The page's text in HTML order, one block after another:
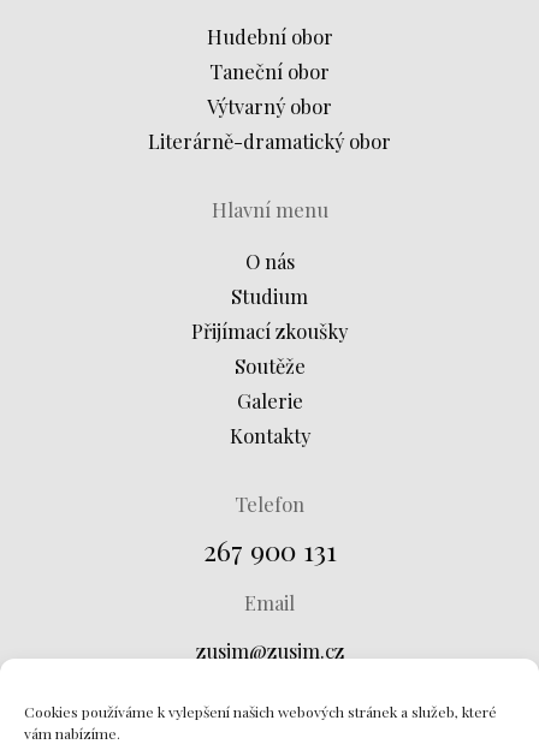
Cookies používáme k vylepšení našich webových stránek a služeb, které
vám nabízíme.
Hudební obor
Taneční obor
Výtvarný obor
Literárně-dramatický obor
Hlavní menu
O nás
Studium
Přijímací zkoušky
Soutěže
Galerie
Kontakty
Telefon
267 900 131
Email
zusjm@zusjm.cz
Adresa